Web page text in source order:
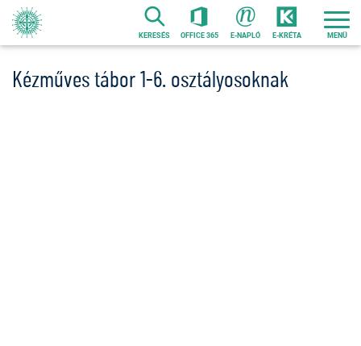
Ugrás
a
tartalomra
KERESÉS OFFICE 365 E-NAPLÓ E-KRÉTA
Kézműves tábor 1-6. osztályosoknak